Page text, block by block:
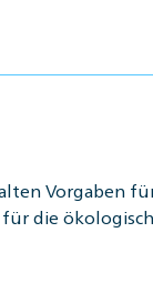
Vorgaben
für die